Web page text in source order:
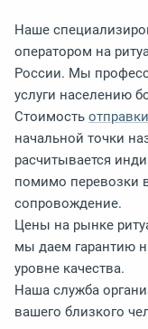
Наше
оператором на
России. Мы
услуги населению
Стоимость
начальной точки
расчитывается
помимо перевозки
сопровождение.
Цены на рынке
мы даем гарантию
уровне качества.
Наша служба
вашего близкого